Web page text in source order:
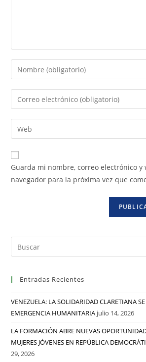
Guarda mi nombre, correo electrónico y
navegador para la próxima vez que
Entradas Recientes
VENEZUELA: LA SOLIDARIDAD CLARETIANA
EMERGENCIA HUMANITARIA julio 14, 2026
LA FORMACIÓN ABRE NUEVAS
MUJERES JÓVENES EN REPÚBLICA
29, 2026